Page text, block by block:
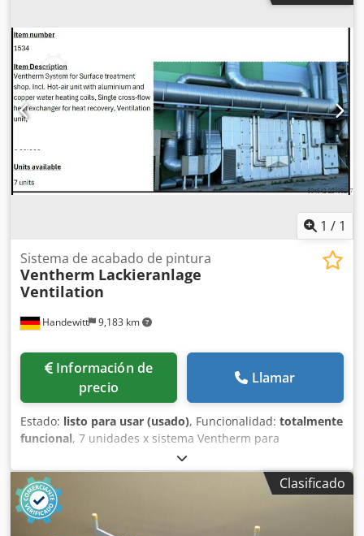
1 / 1
Handewitt 9,183 km
Sistema de acabado de pintura
Ventherm Lackieranlage
Ventilation
Información de
precio
Llamar
Estado: listo para usar (usado), Funcionalidad: totalmente
funcional, 7 unidades x sistema Ventherm para
instalaciones de tratamiento de superficies, que incluye un
calentador de aire con serpentines de agua de aluminio y
cobre, intercambiador de calor de flujo cruzado individual
para la recuperación de calor y sistema de ventilación.
Estamos abiertos a recibir ofertas para entre 1 y 7
Clasificado